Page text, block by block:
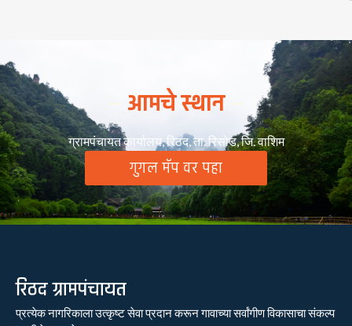
आमचे स्थान
ग्रामपंचायत कार्यालय, रिठद, ता. रिसोड, जि. वाशिम
गुगल मॅप वर पहा
रिठद ग्रामपंचायत
प्रत्येक नागरिकाला उत्कृष्ट सेवा प्रदान करून गावाच्या सर्वांगीण विकासाचा संकल्प